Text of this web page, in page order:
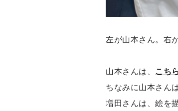
左が山本さん。右
山本さんは、 こち
ちなみに山本さん
増田さんは、絵を